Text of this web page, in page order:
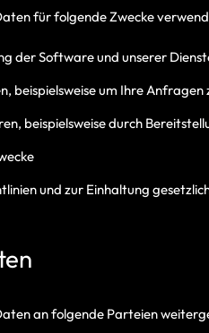
für folgende Zwecke
der Software und unserer
beispielsweise um Ihre
beispielsweise durch
und zur Einhaltung
an folgende Parteien